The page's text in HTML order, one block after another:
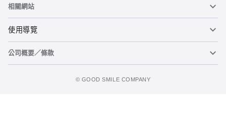
相關網站
黏土人
黏土人臉部製造機（英文）
使用導覽
重要公告
公司概要／條款
©️ GOOD SMILE COMPANY